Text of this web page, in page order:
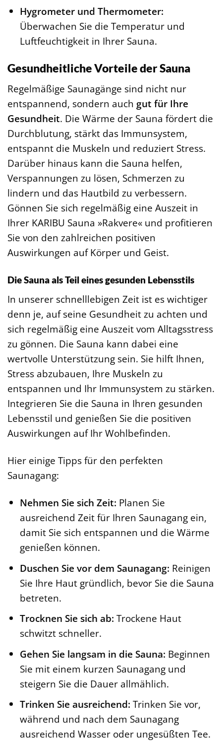
Hygrometer und Thermometer:
Überwachen Sie die Temperatur und
Luftfeuchtigkeit in Ihrer Sauna.
Gesundheitliche Vorteile der Sauna
Regelmäßige Saunagänge sind nicht nur
entspannend, sondern auch gut für Ihre
Gesundheit. Die Wärme der Sauna fördert die
Durchblutung, stärkt das Immunsystem,
entspannt die Muskeln und reduziert Stress.
Darüber hinaus kann die Sauna helfen,
Verspannungen zu lösen, Schmerzen zu
lindern und das Hautbild zu verbessern.
Gönnen Sie sich regelmäßig eine Auszeit in
Ihrer KARIBU Sauna »Rakvere« und profitieren
Sie von den zahlreichen positiven
Auswirkungen auf Körper und Geist.
Die Sauna als Teil eines gesunden Lebensstils
In unserer schnelllebigen Zeit ist es wichtiger
denn je, auf seine Gesundheit zu achten und
sich regelmäßig eine Auszeit vom Alltagsstress
zu gönnen. Die Sauna kann dabei eine
wertvolle Unterstützung sein. Sie hilft Ihnen,
Stress abzubauen, Ihre Muskeln zu
entspannen und Ihr Immunsystem zu stärken.
Integrieren Sie die Sauna in Ihren gesunden
Lebensstil und genießen Sie die positiven
Auswirkungen auf Ihr Wohlbefinden.
Hier einige Tipps für den perfekten
Saunagang:
Nehmen Sie sich Zeit: Planen Sie
ausreichend Zeit für Ihren Saunagang ein,
damit Sie sich entspannen und die Wärme
genießen können.
Duschen Sie vor dem Saunagang: Reinigen
Sie Ihre Haut gründlich, bevor Sie die Sauna
betreten.
Trocknen Sie sich ab: Trockene Haut
schwitzt schneller.
Gehen Sie langsam in die Sauna: Beginnen
Sie mit einem kurzen Saunagang und
steigern Sie die Dauer allmählich.
Trinken Sie ausreichend: Trinken Sie vor,
während und nach dem Saunagang
ausreichend Wasser oder ungesüßten Tee.